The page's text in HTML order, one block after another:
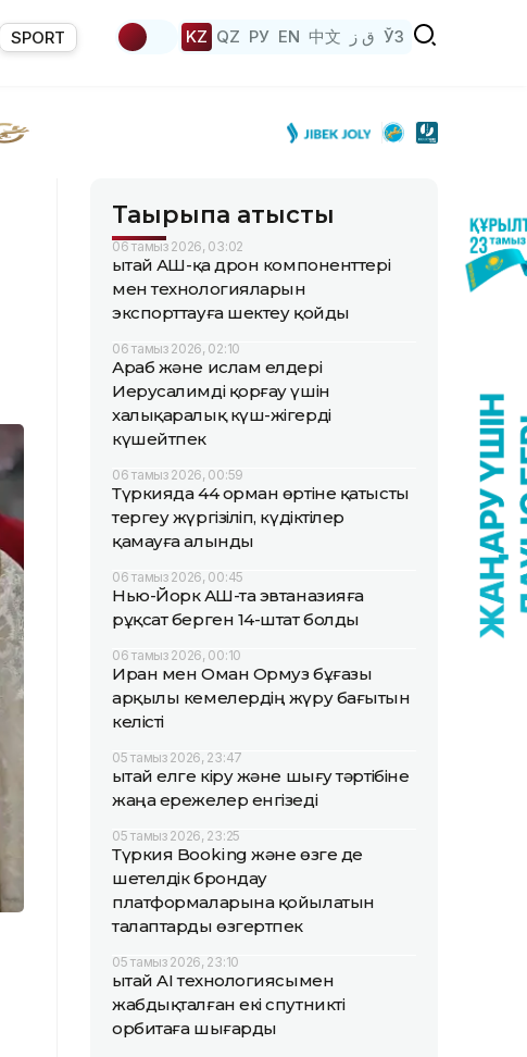
SPORT KZ QZ РУ EN 中文 ق ز ЎЗ
Тақырыпқа қатысты
06 тамыз 2026, 03:02
Қытай АҚШ-қа дрон компоненттері
мен технологияларын
экспорттауға шектеу қойды
06 тамыз 2026, 02:10
Араб және ислам елдері
Иерусалимді қорғау үшін
халықаралық күш-жігерді
күшейтпек
06 тамыз 2026, 00:59
Түркияда 44 орман өртіне қатысты
тергеу жүргізіліп, күдіктілер
қамауға алынды
06 тамыз 2026, 00:45
Нью-Йорк АҚШ-та эвтаназияға
рұқсат берген 14-штат болды
06 тамыз 2026, 00:10
Иран мен Оман Ормуз бұғазы
арқылы кемелердің жүру бағытын
келісті
05 тамыз 2026, 23:47
Қытай елге кіру және шығу тәртібіне
жаңа ережелер енгізеді
05 тамыз 2026, 23:25
Түркия Booking және өзге де
шетелдік брондау
платформаларына қойылатын
талаптарды өзгертпек
05 тамыз 2026, 23:10
Қытай AI технологиясымен
жабдықталған екі спутникті
орбитаға шығарды